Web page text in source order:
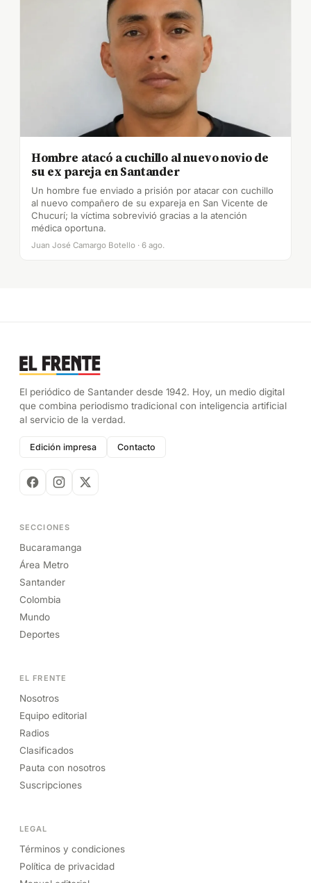
Hombre atacó a cuchillo al nuevo novio de
su ex pareja en Santander
Un hombre fue enviado a prisión por atacar con cuchillo
al nuevo compañero de su expareja en San Vicente de
Chucurí; la víctima sobrevivió gracias a la atención
médica oportuna.
Juan José Camargo Botello · 6 ago.
El periódico de Santander desde 1942. Hoy, un medio digital
que combina periodismo tradicional con inteligencia artificial
al servicio de la verdad.
Edición impresa Contacto
SECCIONES
Bucaramanga
Área Metro
Santander
Colombia
Mundo
Deportes
EL FRENTE
Nosotros
Equipo editorial
Radios
Clasificados
Pauta con nosotros
Suscripciones
LEGAL
Términos y condiciones
Política de privacidad